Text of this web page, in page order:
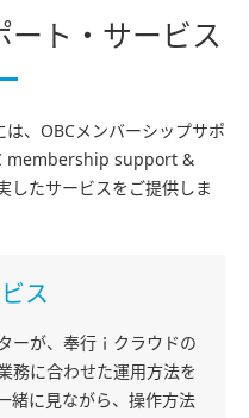
ート・サービス
、OBCメンバーシップサポ
membership support &
したサービスをご提供しま
ス
ーが、奉行ｉクラウドの
務に合わせた運用方法を
緒に見ながら、操作方法